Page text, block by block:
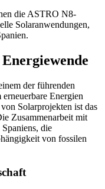
die ASTRO N8-
Solaranwendungen,
der führenden
Energien
Solarprojekten ist das
Zusammenarbeit mit
die
von fossilen